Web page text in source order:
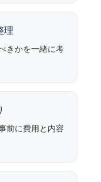
理
きかを一緒に考
前に費用と内容